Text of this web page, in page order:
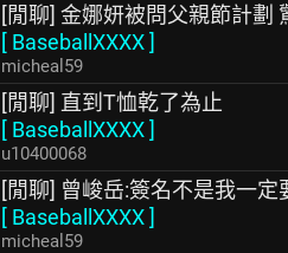
[閒聊] 金娜妍被問父親節計劃
[ BaseballXXXX]
micheal59
[閒聊] 直到T恤乾了為止
[ BaseballXXXX]
u10400068
[閒聊] 曾峻岳:簽名不是我一定
[ BaseballXXXX]
micheal59